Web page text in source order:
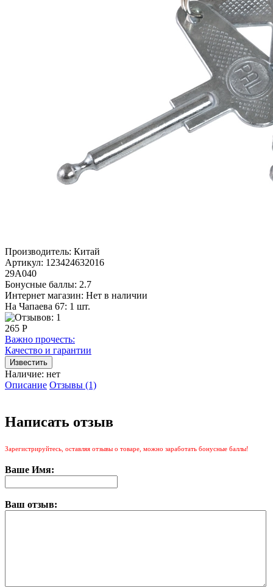
Производитель: Китай
Артикул: 123424632016
29А040
Бонусные баллы: 2.7
Интернет магазин: Нет в наличии
На Чапаева 67: 1 шт.
265 Р
Важно прочесть:
Качество и гарантии
Наличие: нет
Описание Отзывы (1)
Написать отзыв
Зарегистрируйтесь, оставляя отзывы о товаре, можно заработать бонусные баллы!
Ваше Имя:
Ваш отзыв: